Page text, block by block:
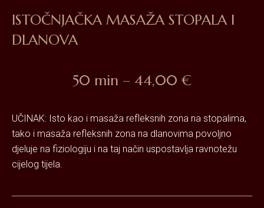
ISTOČNJAČKA MASAŽA STOPALA I
DLANOVA
50 min – 44,00 €
UČINAK: Isto kao i masaža refleksnih zona na stopalima,
tako i masaža refleksnih zona na dlanovima povoljno
djeluje na fiziologiju i na taj način uspostavlja ravnotežu
cijelog tijela.